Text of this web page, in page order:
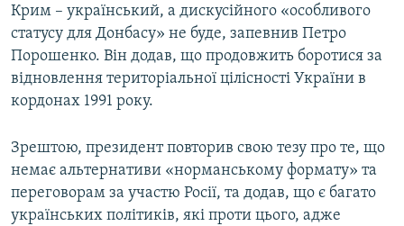
Крим – український, а дискусійного «особливого
статусу для Донбасу» не буде, запевнив Петро
Порошенко. Він додав, що продовжить боротися за
відновлення територіальної цілісності України в
кордонах 1991 року.
Зрештою, президент повторив свою тезу про те, що
немає альтернативи «норманському формату» та
переговорам за участю Росії, та додав, що є багато
українських політиків, які проти цього, адже